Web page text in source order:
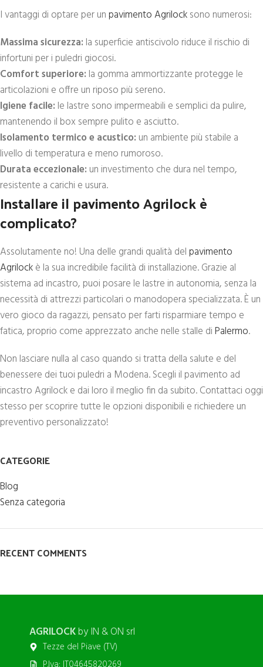
I vantaggi di optare per unpavimento Agrilocksono numerosi:
Massima sicurezza: la superficie antiscivolo riduce il rischio di
infortuni per i puledri giocosi.
Comfort superiore: la gomma ammortizzante protegge le
articolazioni e offre un riposo più sereno.
Igiene facile: le lastre sono impermeabili e semplici da pulire,
mantenendo il box sempre pulito e asciutto.
Isolamento termico e acustico: un ambiente più stabile a
livello di temperatura e meno rumoroso.
Durata eccezionale: un investimento che dura nel tempo,
resistente a carichi e usura.
Installare il pavimento Agrilock è
complicato?
Assolutamente no! Una delle grandi qualità delpavimento
Agrilockè la sua incredibile facilità di installazione. Grazie al
sistema ad incastro, puoi posare le lastre in autonomia, senza la
necessità di attrezzi particolari o manodopera specializzata. È un
vero gioco da ragazzi, pensato per farti risparmiare tempo e
fatica, proprio come apprezzato anche nelle stalle diPalermo.
Non lasciare nulla al caso quando si tratta della salute e del
benessere dei tuoi puledri a Modena. Scegli il pavimento ad
incastro Agrilock e dai loro il meglio fin da subito. Contattaci oggi
stesso per scoprire tutte le opzioni disponibili e richiedere un
preventivo personalizzato!
CATEGORIE
Blog
Senza categoria
RECENT COMMENTS
AGRILOCKby IN & ON srl
Tezze del Piave (TV)